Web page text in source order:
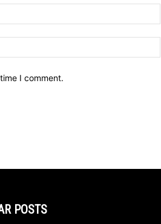
I comment.
POSTS